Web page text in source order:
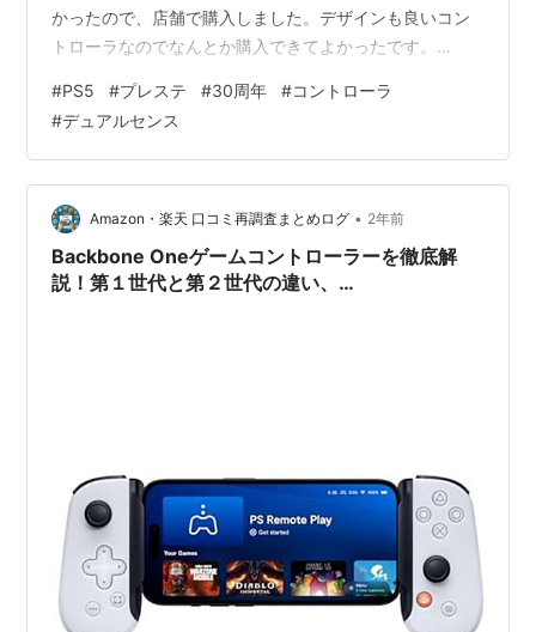
かったので、店舗で購入しました。デザインも良いコン
トローラなのでなんとか購入できてよかったです。
サリー リミテッドエディション 開封レポート 外観チェ
ック まとめ DualSense® ワイヤレスコントローラー 30
周年アニバーサリー リミテッドエディション 発売日：
2024年11月21日 価格：11,980円 プレイステーション30
周年記念のモデルとなっています。初代プ…
#PS5 #プレステ #30周年 #コントローラ
#デュアルセンス
Amazon・楽天 口コミ再調査まとめログ • 2年前
Backbone Oneゲームコントローラーを徹底解
説！第１世代と第２世代の違い、